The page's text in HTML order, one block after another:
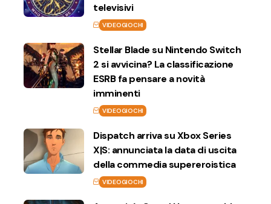
televisivi
VIDEOGIOCHI
Stellar Blade su Nintendo Switch
2 si avvicina? La classificazione
ESRB fa pensare a novità
imminenti
VIDEOGIOCHI
Dispatch arriva su Xbox Series
X|S: annunciata la data di uscita
della commedia supereroistica
VIDEOGIOCHI